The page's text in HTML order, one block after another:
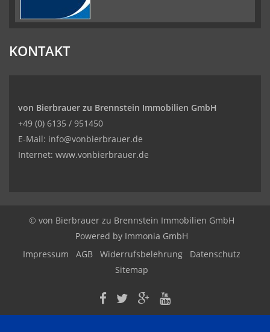
KONTAKT
von Bierbrauer zu Brennstein Immobilien GmbH
+49 (0) 6135 / 951450
E-Mail: info@vonbierbrauer.de
Internet: www.vonbierbrauer.de
© von Bierbrauer zu Brennstein Immobilien GmbH
Powered by Immonia GmbH
Impressum
AGB Widerrufsbelehrung
Datenschutz
Sitemap